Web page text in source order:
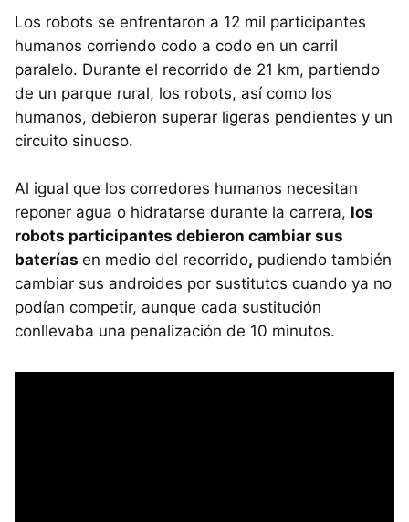
Los robots se enfrentaron a 12 mil participantes
humanos corriendo codo a codo en un carril
paralelo. Durante el recorrido de 21 km, partiendo
de un parque rural, los robots, así como los
humanos, debieron superar ligeras pendientes y un
circuito sinuoso.
Al igual que los corredores humanos necesitan
reponer agua o hidratarse durante la carrera, los
robots participantes debieron cambiar sus
baterías en medio del recorrido, pudiendo también
cambiar sus androides por sustitutos cuando ya no
podían competir, aunque cada sustitución
conllevaba una penalización de 10 minutos.